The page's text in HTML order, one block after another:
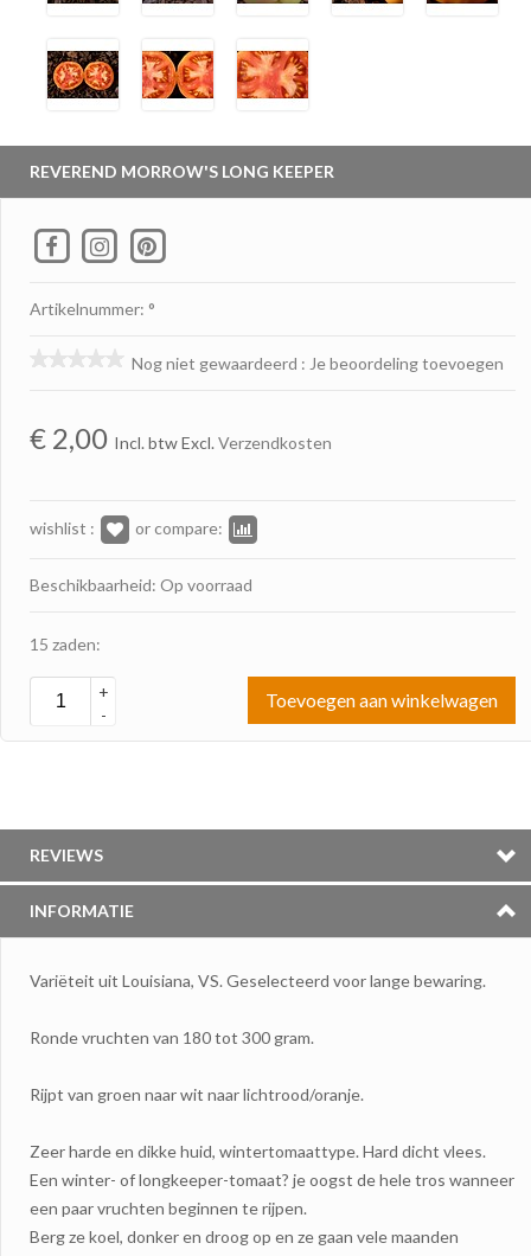
REVEREND MORROW'S LONG KEEPER
Artikelnummer: °
Nog niet gewaardeerd : Je beoordeling toevoegen
€ 2,00 Incl. btw Excl. Verzendkosten
wishlist : or compare:
Beschikbaarheid: Op voorraad
15 zaden:
+
-
Toevoegen aan winkelwagen
REVIEWS
INFORMATIE
Variëteit uit Louisiana, VS. Geselecteerd voor lange bewaring.
Ronde vruchten van 180 tot 300 gram.
Rijpt van groen naar wit naar lichtrood/oranje.
Zeer harde en dikke huid, wintertomaattype. Hard dicht vlees.
Een winter- of longkeeper-tomaat? je oogst de hele tros wanneer
een paar vruchten beginnen te rijpen.
Berg ze koel, donker en droog op en ze gaan vele maanden